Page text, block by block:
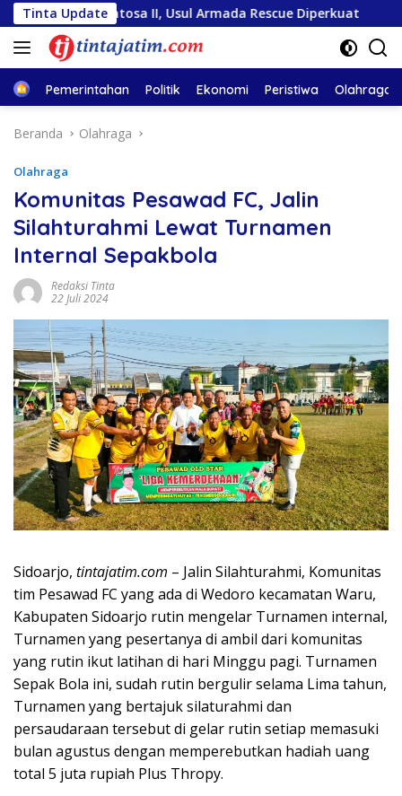
Langsung
ke
konten
Tinta Update
Sentosa II, Usul Armada Rescue Diperkuat Sambut
HomePemerintahan Politik Ekonomi Peristiwa Olahraga
Beranda Olahraga
Olahraga
Komunitas Pesawad FC, Jalin
Silahturahmi Lewat Turnamen
Internal Sepakbola
Redaksi Tinta
22 Juli 2024
Sidoarjo, tintajatim.com – Jalin Silahturahmi, Komunitas
tim Pesawad FC yang ada di Wedoro kecamatan Waru,
Kabupaten Sidoarjo rutin mengelar Turnamen internal,
Turnamen yang pesertanya di ambil dari komunitas
yang rutin ikut latihan di hari Minggu pagi. Turnamen
Sepak Bola ini, sudah rutin bergulir selama Lima tahun,
Turnamen yang bertajuk silaturahmi dan
persaudaraan tersebut di gelar rutin setiap memasuki
bulan agustus dengan memperebutkan hadiah uang
total 5 juta rupiah Plus Thropy.